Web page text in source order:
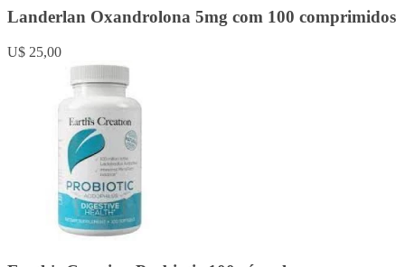
Landerlan Oxandrolona 5mg com 100 comprimidos
U$ 25,00